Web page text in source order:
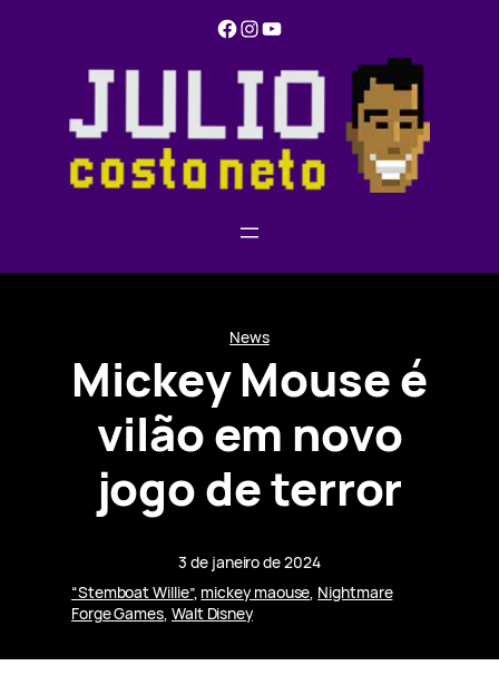
Facebook Instagram YouTube
News
Mickey Mouse é
vilão em novo
jogo de terror
3 de janeiro de 2024
“Stemboat Willie”, mickey maouse, Nightmare
Forge Games, Walt Disney